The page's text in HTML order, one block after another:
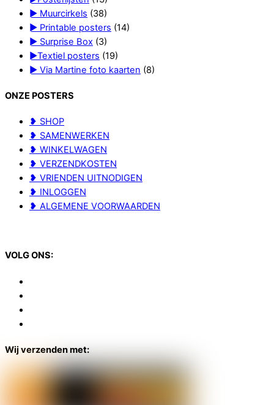
► Muurcirkels (38)
► Printable posters (14)
► Surprise Box (3)
►Textiel posters (19)
► Via Martine foto kaarten (8)
ONZE POSTERS
❥ SHOP
❥ SAMENWERKEN
❥ WINKELWAGEN
❥ VERZENDKOSTEN
❥ VRIENDEN UITNODIGEN
❥ INLOGGEN
❥ ALGEMENE VOORWAARDEN
VOLG ONS:
Wij verzenden met: